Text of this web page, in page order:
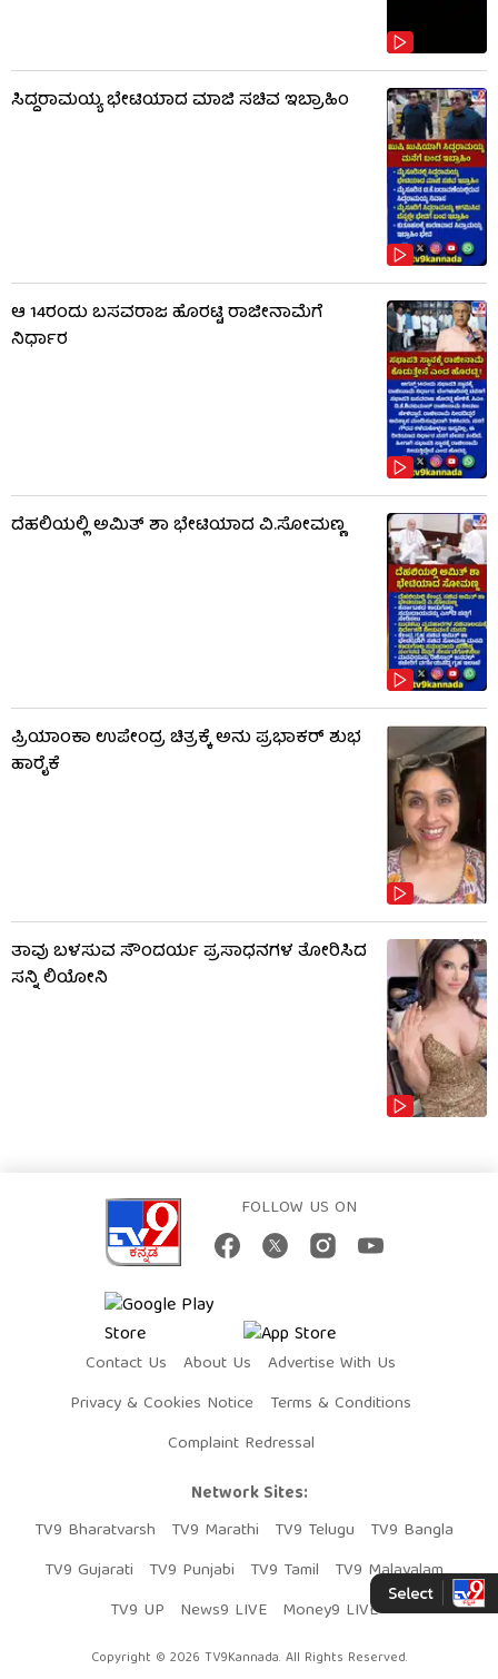
ಸಿದ್ದರಾಮಯ್ಯ ಭೇಟಿಯಾದ ಮಾಜಿ ಸಚಿವ ಇಬ್ರಾಹಿಂ
ಆ 14ರಂದು ಬಸವರಾಜ ಹೊರಟ್ಟಿ ರಾಜೀನಾಮೆಗೆ
ನಿರ್ಧಾರ
ದೆಹಲಿಯಲ್ಲಿ ಅಮಿತ್ ಶಾ ಭೇಟಿಯಾದ ವಿ.ಸೋಮಣ್ಣ
ಪ್ರಿಯಾಂಕಾ ಉಪೇಂದ್ರ ಚಿತ್ರಕ್ಕೆ ಅನು ಪ್ರಭಾಕರ್ ಶುಭ
ಹಾರೈಕೆ
ತಾವು ಬಳಸುವ ಸೌಂದರ್ಯ ಪ್ರಸಾಧನಗಳ ತೋರಿಸಿದ
ಸನ್ನಿ ಲಿಯೋನಿ
FOLLOW US ON
Contact Us About Us
Advertise With Us
Privacy & Cookies Notice
Terms & Conditions
Complaint Redressal
Network Sites:
TV9 Bharatvarsh
TV9 Marathi TV9 Telugu
TV9 Bangla
TV9 Gujarati
TV9 Punjabi TV9 Tamil
TV9 Malayalam
TV9 UP
News9 LIVE Money9 LIVE
Copyright © 2026 TV9Kannada. All Rights Reserved.